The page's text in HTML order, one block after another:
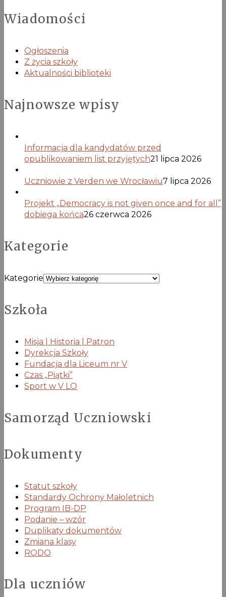
Wiadomości
Ogłoszenia
Z życia szkoły
Aktualności biblioteki
Najnowsze wpisy
Informacja dla kandydatów przed
opublikowaniem list przyjętych21 lipca 2026
Uczniowie z Verden we Wrocławiu7 lipca 2026
Projekt „Democracy is not given once and for all”
dobiega końca26 czerwca 2026
Kategorie
Kategorie
Szkoła
Misja | Historia | Patron
Dyrekcja Szkoły
Fundacja dla Liceum nr V
Czas „Piątki”
Sport w V LO
Samorząd Uczniowski
Dokumenty
Statut szkoły
Standardy Ochrony Małoletnich
Program IB-DP
Podanie – wzór
Duplikaty dokumentów
Zmiana klasy
RODO
Dla uczniów